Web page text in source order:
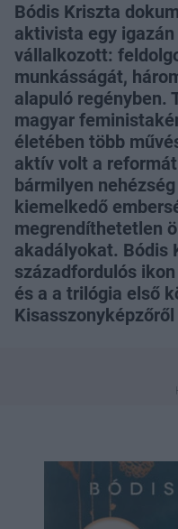
Bódis Kriszta
aktivista egy
vállalkozott:
munkásságát,
alapuló regényben.
magyar
életében több
aktív volt a
bármilyen
kiemelkedő
megrendíthetetlen
akadályokat. Bódis
századfordulós
és a a trilógia első